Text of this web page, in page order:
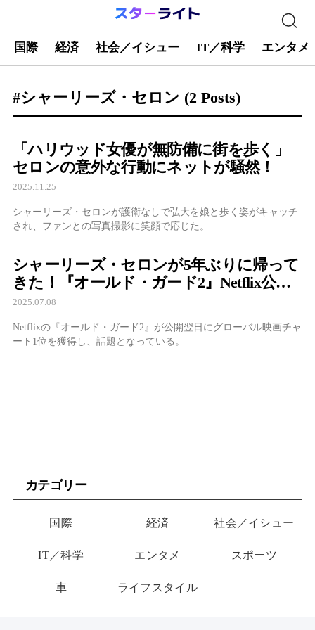
国際 経済 社会／イシュー IT／科学 エンタメ
#シャーリーズ・セロン (2 Posts)
「ハリウッド女優が無防備に街を歩く」
セロンの意外な行動にネットが騒然！
2025.11.25
シャーリーズ・セロンが護衛なしで弘大を娘と歩く姿がキャッチ
され、ファンとの写真撮影に笑顔で応じた。
シャーリーズ・セロンが5年ぶりに帰って
きた！『オールド・ガード2』Netflix公開
翌日で世界1位の爆速ヒット、R18+なのに
全世界で大バズり中
2025.07.08
Netflixの『オールド・ガード2』が公開翌日にグローバル映画チャ
ート1位を獲得し、話題となっている。
カテゴリー
国際 経済 社会／イシュー
IT／科学 エンタメ スポーツ
車 ライフスタイル